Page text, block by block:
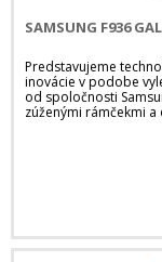
SAMSUNG F936
Predstavujeme
inovácie v podobe
od spoločnosti
zúženými rámčekmi a